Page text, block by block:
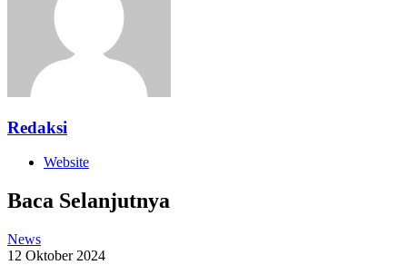
Redaksi
Website
Baca Selanjutnya
News
12 Oktober 2024